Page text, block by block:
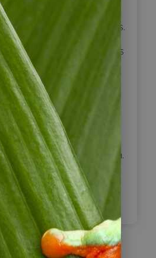
die Herstellung des
der Atacameños.
uns ein einzigartiges
Karawane der
Wanderung mit Lamas
Jahrhunderte alte Art
in der Wüste
wir von unserem
viel über dieses
Anden erfahren können.
von der Natur und
sicher bleibende